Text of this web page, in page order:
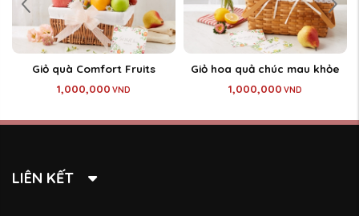
Giỏ quà Comfort Fruits
1,000,000 VND
Giỏ hoa quả chúc mau khỏe
1,000,000 VND
LIÊN KẾT